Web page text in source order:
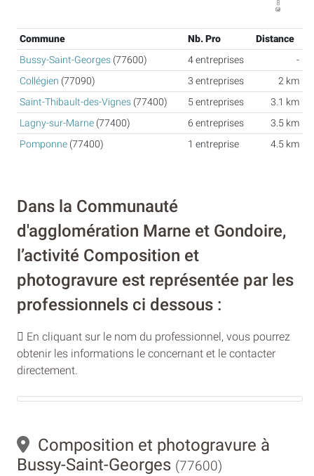
Commune Nb. Pro
Distance
Bussy-Saint-Georges (77600) 4 entreprises
-
Collégien (77090) 3 entreprises
2 km
Saint-Thibault-des-Vignes (77400) 5 entreprises
3.1 km
Lagny-sur-Marne (77400) 6 entreprises
3.5 km
Pomponne (77400) 1 entreprise 4.5 km
Dans la Communauté
d'agglomération Marne et Gondoire,
l’activité Composition et
photogravure est représentée par les
professionnels ci dessous :
En cliquant sur le nom du professionnel, vous pourrez
obtenir les informations le concernant et le contacter
directement.
Composition et photogravure à
Bussy-Saint-Georges (77600)